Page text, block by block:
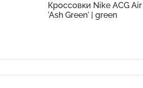
Кроссовки Nike ACG
'Ash Green' | green